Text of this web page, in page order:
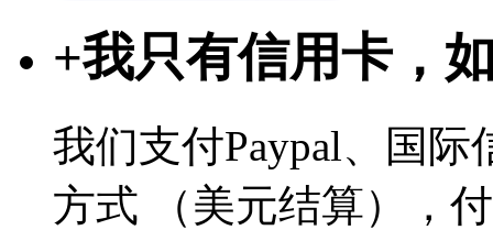
+我只有信用卡，
我们支付Paypal、国
方式 （美元结算），